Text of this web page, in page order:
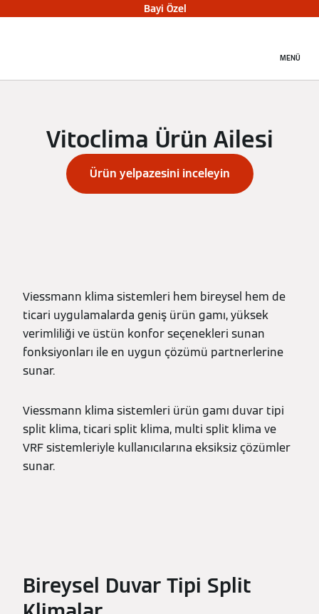
Bayi Özel
MENÜ
Vitoclima Ürün Ailesi
Ürün yelpazesini inceleyin
Viessmann klima sistemleri hem bireysel hem de
ticari uygulamalarda geniş ürün gamı, yüksek
verimliliği ve üstün konfor seçenekleri sunan
fonksiyonları ile en uygun çözümü partnerlerine
sunar.
Viessmann klima sistemleri ürün gamı duvar tipi
split klima, ticari split klima, multi split klima ve
VRF sistemleriyle kullanıcılarına eksiksiz çözümler
sunar.
Bireysel Duvar Tipi Split